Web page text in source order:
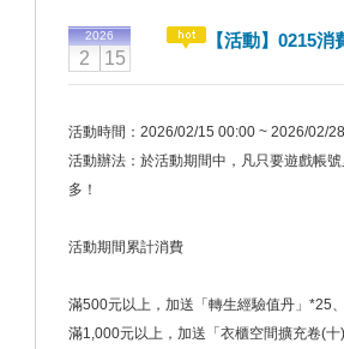
2026
2 15
【活動】0215
活動時間：2026/02/15 00:00 ~ 2026/02/
活動辦法：於活動期間中，凡只要遊戲帳
多！
活動期間累計消費
滿500元以上，加送「轉生經驗值丹」*25
滿1,000元以上，加送「衣櫃空間擴充卷(